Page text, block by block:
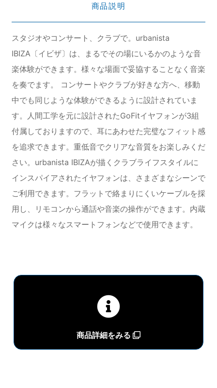
商品説明
スタジオやコンサート、クラブで。urbanista
IBIZA〔イビザ〕は、まるでその場にいるかのような音
楽体験ができます。様々な場面で妥協することなく音楽
を奏でます。 コンサートやクラブが好きな方へ、移動
中でも同じような体験ができるように設計されていま
す。人間工学を元に設計されたGoFitイヤフォンが3組
付属しておりますので、耳にあわせた完璧なフィット感
を追求できます。重低音でクリアな音質をお楽しみくだ
さい。urbanista IBIZAが描くクラブライフスタイルに
インスパイアされたイヤフォンは、さまざまなシーンで
ご利用できます。フラットで絡まりにくいケーブルを採
用し、リモコンから通話や音楽の操作ができます。内蔵
マイクは様々なスマートフォンなどで使用できます。
商品詳細をみる